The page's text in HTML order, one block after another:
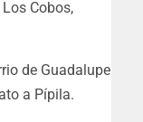
Cobos,
de Guadalupe
a Pípila.